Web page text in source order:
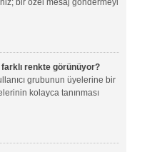
bir özel mesaj göndermeyi
farklı renkte görünüyor?
grubunun üyelerine bir
kolayca tanınması